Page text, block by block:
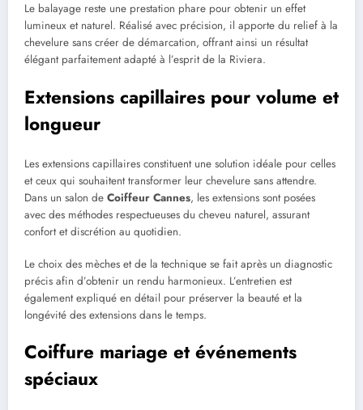
Le balayage reste une prestation phare pour obtenir un effet
lumineux et naturel. Réalisé avec précision, il apporte du relief à la
chevelure sans créer de démarcation, offrant ainsi un résultat
élégant parfaitement adapté à l’esprit de la Riviera.
Extensions capillaires pour volume et
longueur
Les extensions capillaires constituent une solution idéale pour celles
et ceux qui souhaitent transformer leur chevelure sans attendre.
Dans un salon de Coiffeur Cannes, les extensions sont posées
avec des méthodes respectueuses du cheveu naturel, assurant
confort et discrétion au quotidien.
Le choix des mèches et de la technique se fait après un diagnostic
précis afin d’obtenir un rendu harmonieux. L’entretien est
également expliqué en détail pour préserver la beauté et la
longévité des extensions dans le temps.
Coiffure mariage et événements
spéciaux